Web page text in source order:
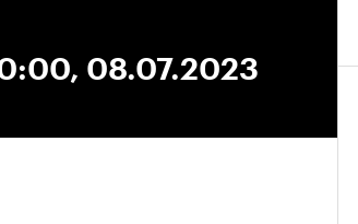
08.07.2023